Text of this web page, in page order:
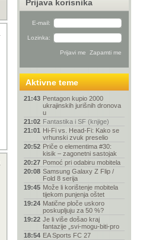
Prijava korisnika
E-mail:
Lozinka:
Aktivne teme
21:43 Pentagon kupio 2000
ukrajinskih jurišnih dronova
u
21:02 Fantastika i SF (knjige)
21:01 Hi-Fi vs. Head-Fi: Kako se
vrhunski zvuk preselio
20:52 Priče o elementima #30:
kisik – zagonetni sastojak
20:27 Pomoć pri odabiru mobitela
20:08 Samsung Galaxy Z Flip /
Fold 8 serija
19:45 Može li korištenje mobitela
tijekom punjenja oštet
19:24 Matične ploče uskoro
poskupljuju za 50 %?
19:22 Je li više došao kraj
fantazije „svi-mogu-biti-pro
18:54 EA Sports FC 27